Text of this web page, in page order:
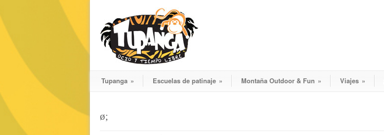
Tupanga » Escuelas de patinaje » Montaña Outdoor & Fun » Viajes »
ø;